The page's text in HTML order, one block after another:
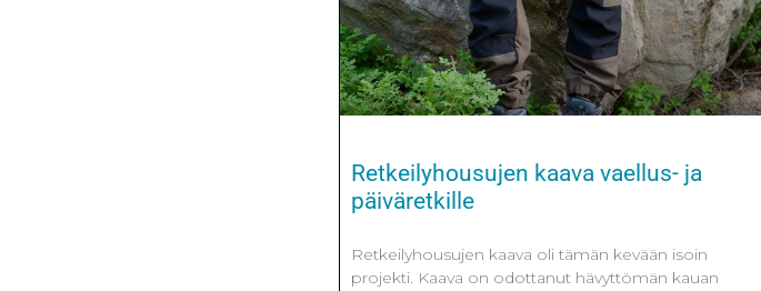
Retkeilyhousujen kaava vaellus- ja
päiväretkille
Retkeilyhousujen kaava oli tämän kevään isoin
projekti. Kaava on odottanut hävyttömän kauan